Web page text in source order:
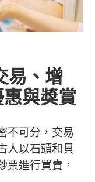
易、增
與獎賞
不可分，交易
人以石頭和貝
票進行買賣，